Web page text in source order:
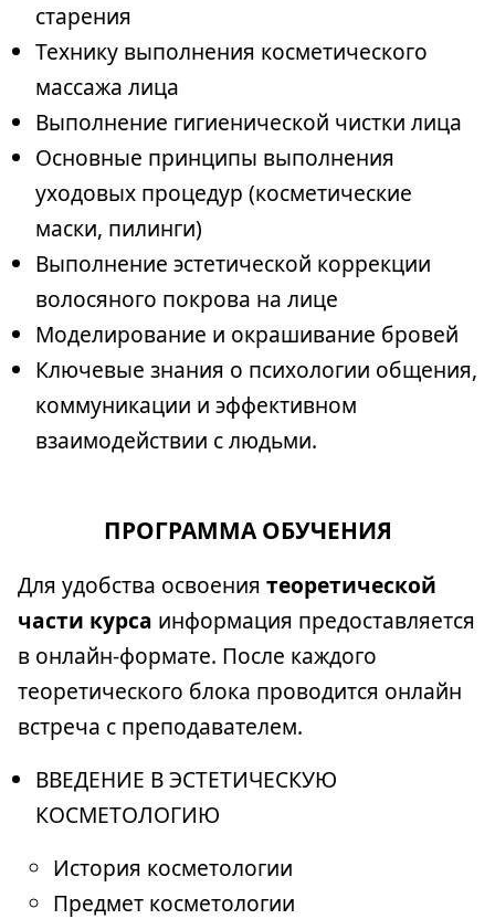
старения
Технику выполнения косметического
массажа лица
Выполнение гигиенической чистки лица
Основные принципы выполнения
уходовых процедур (косметические
маски, пилинги)
Выполнение эстетической коррекции
волосяного покрова на лице
Моделирование и окрашивание бровей
Ключевые знания о психологии общения,
коммуникации и эффективном
взаимодействии с людьми.
ПРОГРАММА ОБУЧЕНИЯ
Для удобства освоения теоретической
части курса информация предоставляется
в онлайн-формате. После каждого
теоретического блока проводится онлайн
встреча с преподавателем.
ВВЕДЕНИЕ В ЭСТЕТИЧЕСКУЮ
КОСМЕТОЛОГИЮ
История косметологии
Предмет косметологии